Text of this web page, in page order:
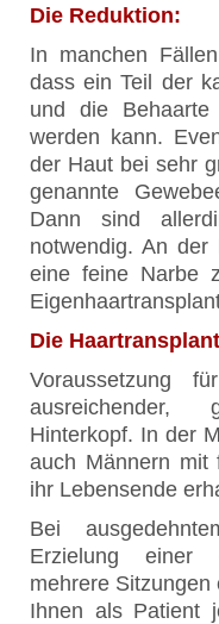
Die Reduktion:
In manchen
dass ein Teil der
und die Behaarte
werden kann.
der Haut bei sehr
genannte
Dann sind
notwendig. An
eine feine Narbe
Die
Voraussetzung
ausreichender,
Hinterkopf. In der
auch Männern mit
ihr Lebensende
Bei
Erzielung einer
mehrere
Ihnen als Patient